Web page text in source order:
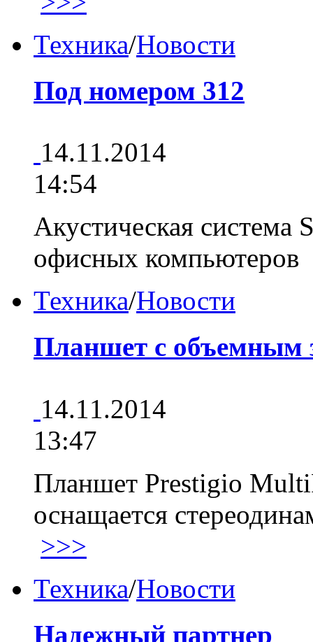
Техника/Новости
Под номером 312
14.11.2014
14:54
Акустическая
офисных компьютеров
Техника/Новости
Планшет с объемным
14.11.2014
13:47
Планшет Prestigio
оснащается
>>>
Техника/Новости
Надежный партнер